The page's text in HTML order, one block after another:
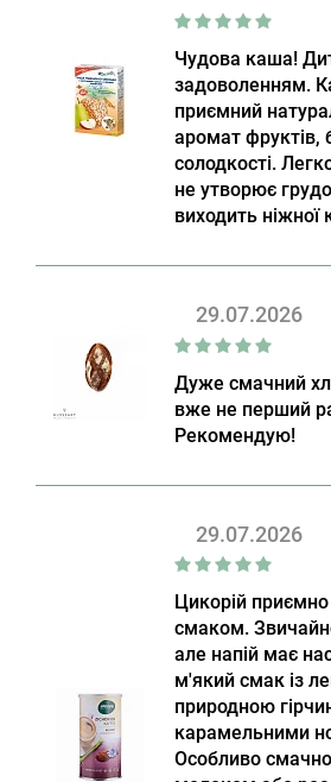
Чудова каша!
задоволенням.
приємний
аромат фруктів,
солодкості.
не утворює
виходить ніжної
29.07.2026
Дуже смачний
вже не перший
Рекомендую!
29.07.2026
Цикорій
смаком.
але напій має
м'який смак із
природною
карамельними
Особливо